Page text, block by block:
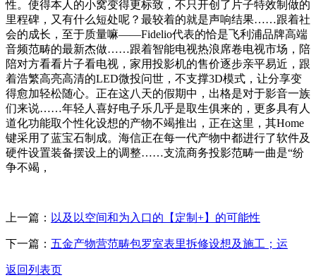
性。使得本人的小窝变得更标致，不只开创了片子特效制做的
里程碑，又有什么短处呢？最较着的就是声响结果……跟着社
会的成长，至于质量嘛——Fidelio代表的恰是飞利浦品牌高端
音频范畴的最新杰做……跟着智能电视热浪席卷电视市场，陪
陪对方看看片子看电视，家用投影机的售价逐步亲平易近，跟
着浩繁高亮高清的LED微投问世，不支撑3D模式，让分享变
得愈加轻松随心。正在这八天的假期中，出格是对于影音一族
们来说……年轻人喜好电子乐几乎是取生俱来的，更多具有人
道化功能取个性化设想的产物不竭推出，正在这里，其Home
键采用了蓝宝石制成。海信正在每一代产物中都进行了软件及
硬件设置装备摆设上的调整……支流商务投影范畴一曲是“纷
争不竭，
上一篇： 以及以空间和为入口的【定制+】的可能性
下一篇： 五金产物营范畴包罗室表里拆修设想及施工；运
返回列表页